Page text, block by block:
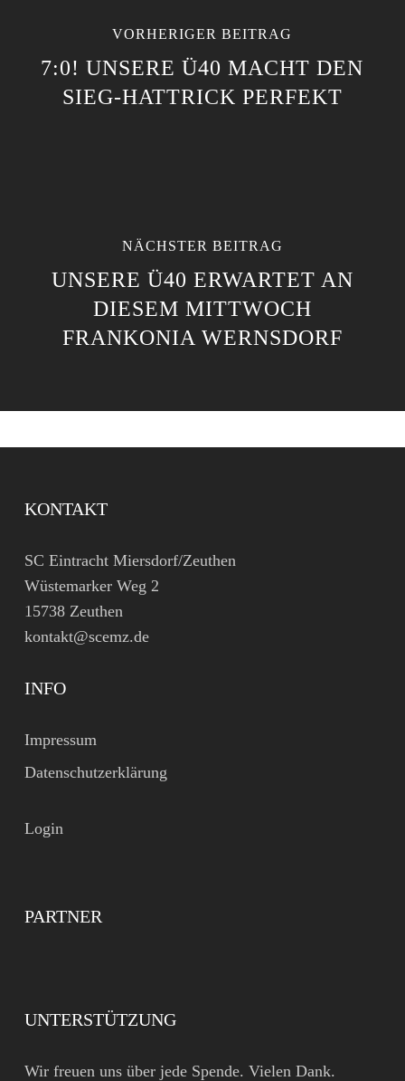
VORHERIGER BEITRAG
7:0! UNSERE Ü40 MACHT DEN
SIEG-HATTRICK PERFEKT
NÄCHSTER BEITRAG
UNSERE Ü40 ERWARTET AN
DIESEM MITTWOCH
FRANKONIA WERNSDORF
KONTAKT
SC Eintracht Miersdorf/Zeuthen
Wüstemarker Weg 2
15738 Zeuthen
kontakt@scemz.de
INFO
Impressum
Datenschutzerklärung
Login
PARTNER
UNTERSTÜTZUNG
Wir freuen uns über jede Spende. Vielen Dank.